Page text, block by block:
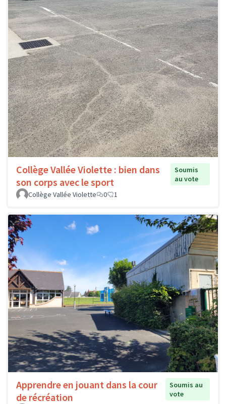
Collège Vallée Violette : bien dans
son corps avec le sport
Soumis
au vote
Collège Vallée Violette
0 1
Apprendre en jouant dans la cour
de récréation
Soumis au
vote